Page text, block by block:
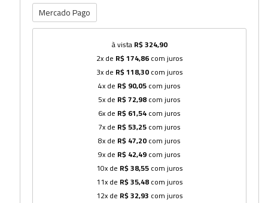
Mercado Pago
à vistaR$ 324,90
2x de R$ 174,86com juros
3x de R$ 118,30com juros
4x de R$ 90,05com juros
5x de R$ 72,98com juros
6x de R$ 61,54com juros
7x de R$ 53,25com juros
8x de R$ 47,20com juros
9x de R$ 42,49com juros
10x de R$ 38,55com juros
11x de R$ 35,48com juros
12x de R$ 32,93 com juros